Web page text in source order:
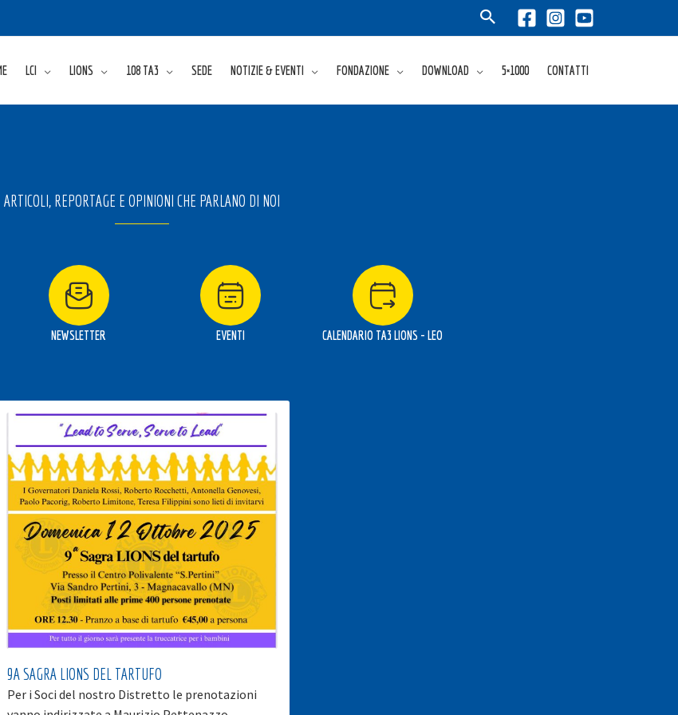
LCI LIONS 108 TA3 SEDE NOTIZIE & EVENTI FONDAZIONE DOWNLOAD 5×1000 CONTATTI
ARTICOLI, REPORTAGE E OPINIONI CHE PARLANO DI NOI
NEWSLETTER EVENTI CALENDARIO TA3 LIONS - LEO
9A SAGRA LIONS DEL TARTUFO
Per i Soci del nostro Distretto le prenotazioni